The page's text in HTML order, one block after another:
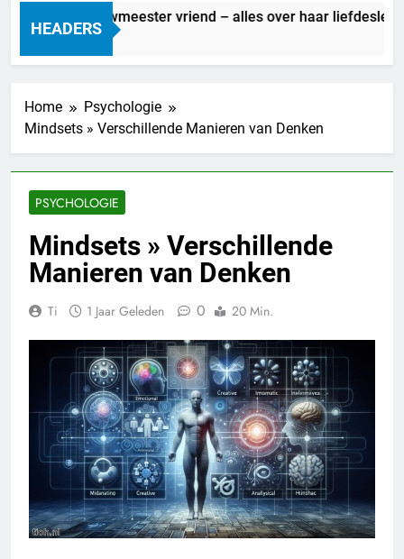
HEADERS
Marit Bouwmeester vriend – alles over haar liefdesleven
1 Uur Geleden
Home
Psychologie
Mindsets » Verschillende Manieren van Denken
PSYCHOLOGIE
Mindsets » Verschillende
Manieren van Denken
Ti 1 Jaar Geleden 0 20 Min.